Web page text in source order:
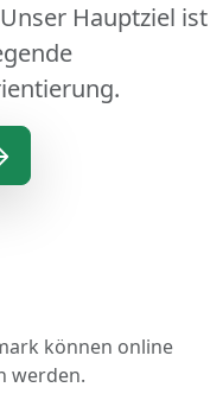
Hauptziel ist
können online
werden.